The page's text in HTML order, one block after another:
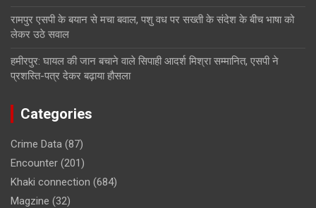
रामपुर एसपी के बयान से मचा बवाल, पशु वध पर सख्ती के संदेश के बीच भाषा को
लेकर उठे सवाल
हमीरपुर: घायल की जान बचाने वाले सिपाही आदर्श मिश्रा सम्मानित, एसपी ने
प्रशस्ति-पत्र देकर बढ़ाया हौसला
Categories
Crime Data (87)
Encounter (201)
Khaki connection (684)
Magzine (32)